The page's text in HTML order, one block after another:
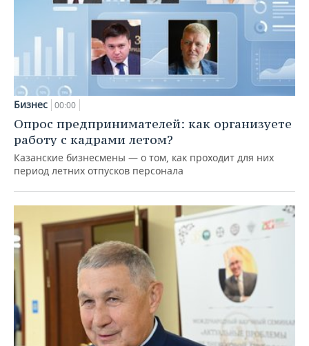
Бизнес 00:00
Опрос предпринимателей: как организуете
работу с кадрами летом?
Казанские бизнесмены — о том, как проходит для них
период летних отпусков персонала